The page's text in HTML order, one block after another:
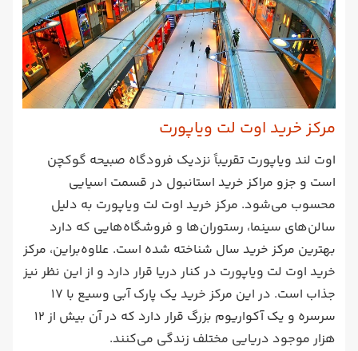
مرکز خرید اوت لت ویاپورت
اوت لند ویاپورت تقریباً نزدیک فرودگاه صبیحه گوکچن
است و جزو مراکز خرید استانبول در قسمت اسیایی
محسوب می‌شود. مرکز خرید اوت لت ویاپورت به دلیل
سالن‌های سینما، رستوران‌ها و فروشگاه‌هایی که دارد
بهترین مرکز خرید سال شناخته شده است. علاوه‌براین، مرکز
خرید اوت لت ویاپورت در کنار دریا قرار دارد و از این نظر نیز
جذاب است. در این مرکز خرید یک پارک آبی وسیع با 17
سرسره و یک آکواریوم بزرگ قرار دارد که در آن بیش از 12
هزار موجود دریایی مختلف زندگی می‌کنند.